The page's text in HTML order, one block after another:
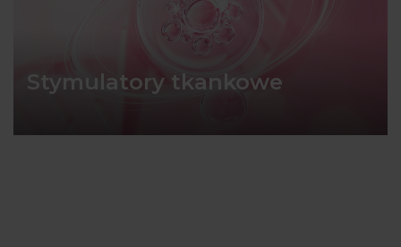
Stymulatory tkankowe